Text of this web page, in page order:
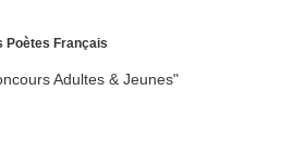
Poètes Français